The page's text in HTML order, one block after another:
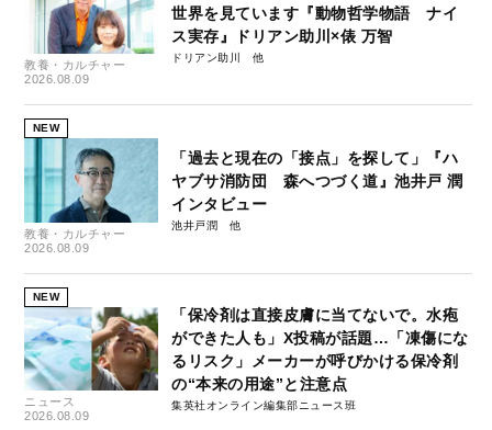
教養・カルチャー
2026.08.09
世界を見ています『動物哲学物語 ナイ
ス実存』ドリアン助川×俵 万智
ドリアン助川
NEW
教養・カルチャー
2026.08.09
「過去と現在の「接点」を探して」『ハ
ヤブサ消防団 森へつづく道』池井戸 潤
インタビュー
池井戸潤
NEW
ニュース
2026.08.09
「保冷剤は直接皮膚に当てないで。水疱
ができた人も」X投稿が話題…「凍傷にな
るリスク」メーカーが呼びかける保冷剤
の“本来の用途”と注意点
集英社オンライン編集部ニュース班